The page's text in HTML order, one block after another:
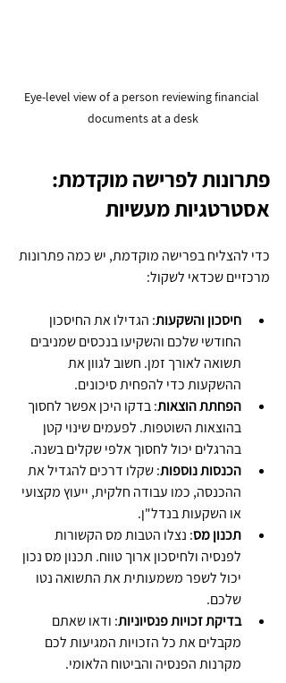
Eye-level view of a person reviewing financial
documents at a desk
פתרונות לפרישה מוקדמת:
אסטרטגיות מעשיות
כדי להצליח בפרישה מוקדמת, יש כמה פתרונות
מרכזיים שכדאי לשקול:
חיסכון והשקעות: הגדילו את החיסכון
החודשי שלכם והשקיעו בנכסים שמניבים
תשואה לאורך זמן. חשוב לגוון את
ההשקעות כדי להפחית סיכונים.
הפחתת הוצאות: בדקו היכן אפשר לחסוך
בהוצאות השוטפות. לפעמים שינוי קטן
בהרגלים יכול לחסוך אלפי שקלים בשנה.
הכנסות נוספות: שקלו דרכים להגדיל את
ההכנסה, כמו עבודה חלקית, ייעוץ מקצועי
או השקעות בנדל"ן.
תכנון מס: נצלו הטבות מס הקשורות
לפנסיה ולחיסכון ארוך טווח. תכנון מס נכון
יכול לשפר משמעותית את התשואה נטו
שלכם.
בדיקת זכויות פנסיוניות: ודאו שאתם
מקבלים את כל הזכויות המגיעות לכם
מקרנות הפנסיה והביטוח הלאומי.